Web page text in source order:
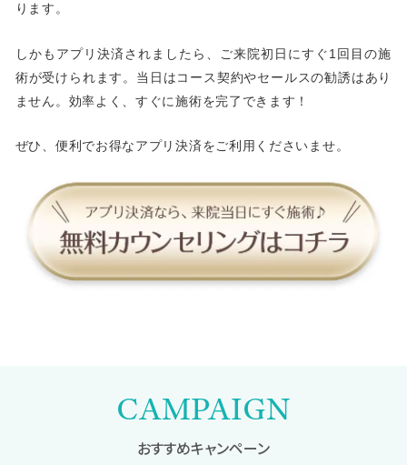
ります。
しかもアプリ決済されましたら、ご来院初日にすぐ1回目の施
術が受けられます。当日はコース契約やセールスの勧誘はあり
ません。効率よく、すぐに施術を完了できます！
ぜひ、便利でお得なアプリ決済をご利用くださいませ。
CAMPAIGN
おすすめキャンペーン